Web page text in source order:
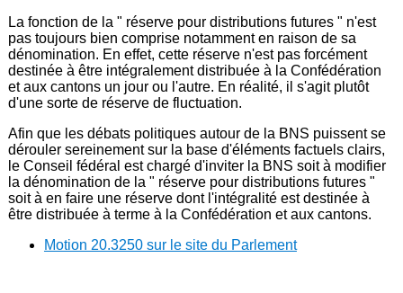
La fonction de la " réserve pour distributions futures " n'est
pas toujours bien comprise notamment en raison de sa
dénomination. En effet, cette réserve n'est pas forcément
destinée à être intégralement distribuée à la Confédération
et aux cantons un jour ou l'autre. En réalité, il s'agit plutôt
d'une sorte de réserve de fluctuation.
Afin que les débats politiques autour de la BNS puissent se
dérouler sereinement sur la base d'éléments factuels clairs,
le Conseil fédéral est chargé d'inviter la BNS soit à modifier
la dénomination de la " réserve pour distributions futures "
soit à en faire une réserve dont l'intégralité est destinée à
être distribuée à terme à la Confédération et aux cantons.
Motion 20.3250 sur le site du Parlement